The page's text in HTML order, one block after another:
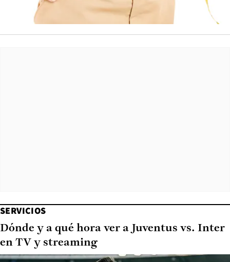
SERVICIOS
Dónde y a qué hora ver a Juventus vs. Inter
en TV y streaming